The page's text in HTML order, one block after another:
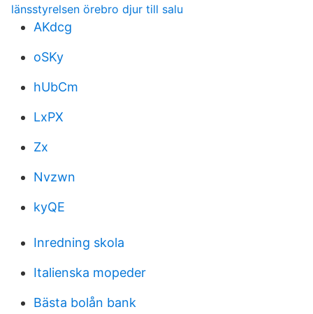
länsstyrelsen örebro djur till salu
AKdcg
oSKy
hUbCm
LxPX
Zx
Nvzwn
kyQE
Inredning skola
Italienska mopeder
Bästa bolån bank